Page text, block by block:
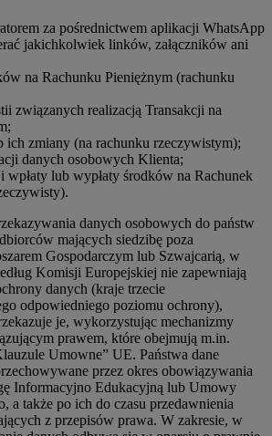
za pośrednictwem aplikacji WhatsApp
jakichkolwiek linków, załączników ani
na Rachunku Pieniężnym (rachunku
związanych realizacją Transakcji na
ich zmiany (na rachunku rzeczywistym);
danych osobowych Klienta;
wpłaty lub wypłaty środków na Rachunek
danych osobowych do państw
mających siedzibę poza
Gospodarczym lub Szwajcarią, w
Komisji Europejskiej nie zapewniają
danych (kraje trzecie
odpowiedniego poziomu ochrony),
je, wykorzystując mechanizmy
prawem, które obejmują m.in.
Umowne” UE. Państwa dane
przez okres obowiązywania
Informacyjno Edukacyjną lub Umowy
a także po ich do czasu przedawnienia
z przepisów prawa. W zakresie, w